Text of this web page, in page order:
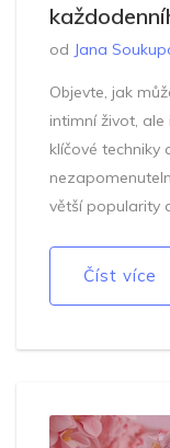
od Jana
Objevte, jak
intimní život,
klíčové
větší popularity
zjistěte, jak jej
Číst více